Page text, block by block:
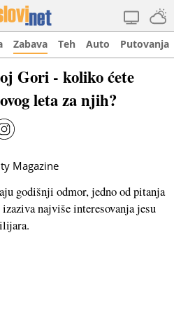
Zabava Teh Auto Putovanja
Gori - koliko ćete
leta za njih?
Magazine
godišnji odmor, jedno od pitanja
najviše interesovanja jesu